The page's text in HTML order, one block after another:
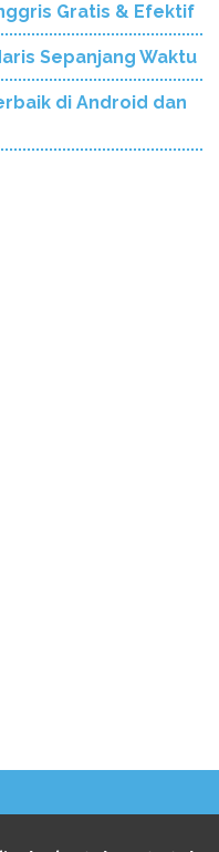
Gratis & Efektif
Sepanjang Waktu
di Android dan